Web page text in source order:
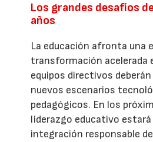
Los grandes desafíos
años
La educación afronta una
transformación acelerada
equipos directivos
nuevos escenarios
pedagógicos. En los
liderazgo educativo estará
integración responsable